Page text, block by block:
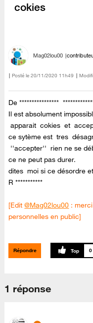
cokies
Mag02lou00
Posté le ‎20/11/2020 11h49
De ****************
Il est absolument
apparait cokies et
ce sytème est tres
''accepter'' rien ne se
ce ne peut pas durer.
dites moi si ce désordre
R ***********
[Edit@Mag02lou00 :
personnelles en public]
Répondre 0
1 réponse